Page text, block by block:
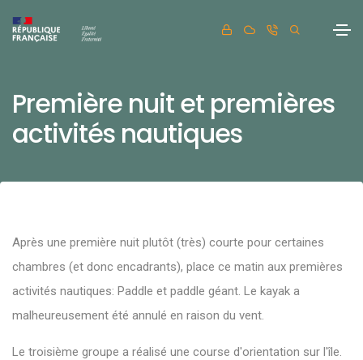
Première nuit et premières
activités nautiques
Après une première nuit plutôt (très) courte pour certaines
chambres (et donc encadrants), place ce matin aux premières
activités nautiques: Paddle et paddle géant. Le kayak a
malheureusement été annulé en raison du vent.
Le troisième groupe a réalisé une course d'orientation sur l'île.